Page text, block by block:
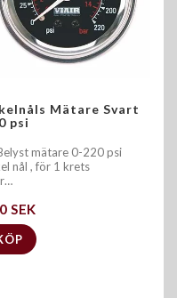
Mätare Svart
psi
mätare 0-220 psi
nål , för 1 krets
SEK